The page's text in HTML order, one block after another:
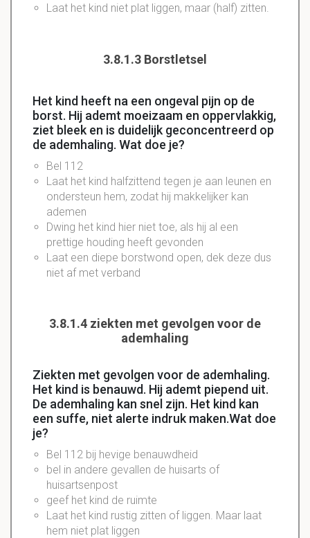
Laat het kind niet plat liggen, maar (half) zitten.
3.8.1.3 Borstletsel
Het kind heeft na een ongeval pijn op de
borst. Hij ademt moeizaam en oppervlakkig,
ziet bleek en is duidelijk geconcentreerd op
de ademhaling. Wat doe je?
Bel 112
Laat het kind halfzittend tegen je aan leunen en
ondersteun hem, zodat hij makkelijker kan
ademen
Dwing het kind hier niet toe, als hij al een
prettige houding heeft gevonden
Laat een diepe borstwond open, dek deze dus
niet af met verband
3.8.1.4 ziekten met gevolgen voor de
ademhaling
Ziekten met gevolgen voor de ademhaling.
Het kind is benauwd. Hij ademt piepend uit.
De ademhaling kan snel zijn. Het kind kan
een suffe, niet alerte indruk maken.Wat doe
je?
Bel 112 bij hevige benauwdheid
bel in andere gevallen de huisarts of
huisartsenpost
geef het kind de ruimte
Laat het kind rustig zitten of liggen. Maar laat
hem niet plat liggen